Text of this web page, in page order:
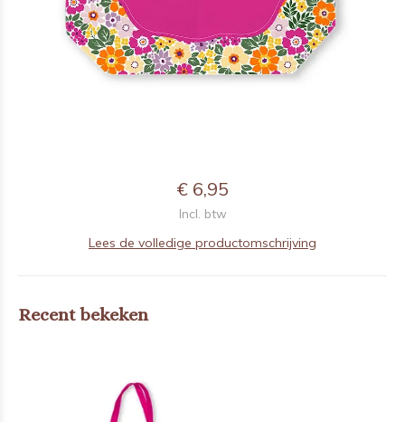
€ 6,95
Incl. btw
Lees de volledige productomschrijving
Recent bekeken